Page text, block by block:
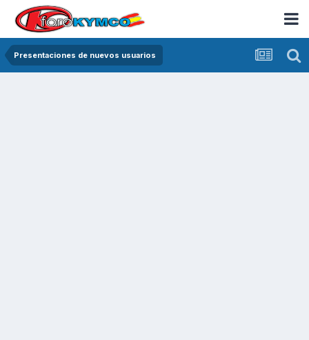
Presentaciones de nuevos usuarios